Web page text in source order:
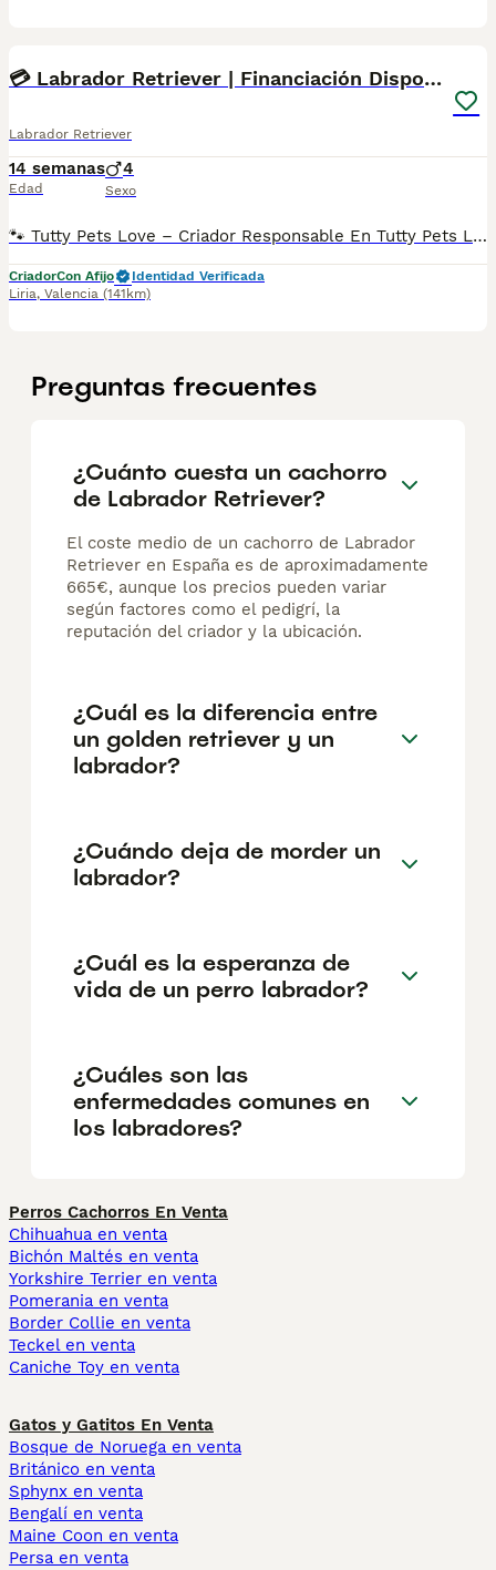
💳 Labrador Retriever | Financiación Disponible
Labrador Retriever
14 semanas
Edad
4
Sexo
🐾 Tutty Pets Love – Criador Responsable En Tutty Pets Love trabajamos con pasión y responsabilidad para ofrecer cachorros sanos, equilibrados y con todas las garantías. ✅ Vacunas correspondientes a su edad. ✅ Cartilla veterinaria. ✅ Desparasitación interna y externa. ✅ Pasaporte y microchip. ✅ Garantías víricas y congénitas. ✅ Contrato de compraventa sellado por la empresa. ✅ Envíos a toda la península (según kilometraje). ✅ Financiación personalizada de 6 a 48 meses, con y sin intereses. 💳 Financiación disponible. Consulta cómodas cuotas adaptadas a tus necesidades. 📞 672 515 514 WhatsApp y llamadas 🌐 www.tuttypetslove.es 🐶 Tutty Pets Love, donde nacen grandes compañeros.
CriadorCon Afijo
Identidad Verificada
Liria, Valencia (141km)
Preguntas frecuentes
¿Cuánto cuesta un cachorro
de Labrador Retriever?
El coste medio de un cachorro de Labrador
Retriever en España es de aproximadamente
665€, aunque los precios pueden variar
según factores como el pedigrí, la
reputación del criador y la ubicación.
¿Cuál es la diferencia entre
un golden retriever y un
labrador?
¿Cuándo deja de morder un
labrador?
¿Cuál es la esperanza de
vida de un perro labrador?
¿Cuáles son las
enfermedades comunes en
los labradores?
Perros Cachorros En Venta
Chihuahua en venta
Bichón Maltés en venta
Yorkshire Terrier en venta
Pomerania en venta
Border Collie en venta
Teckel en venta
Caniche Toy en venta
Gatos y Gatitos En Venta
Bosque de Noruega en venta
Británico en venta
Sphynx en venta
Bengalí en venta
Maine Coon en venta
Persa en venta